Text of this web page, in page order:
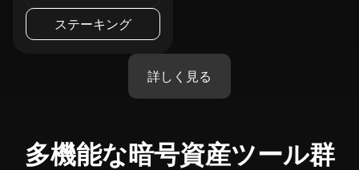
ステーキング
詳しく見る
多機能な暗号資産ツール群